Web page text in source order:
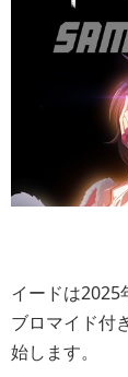
イードは2025
ブロマイド付
始します。